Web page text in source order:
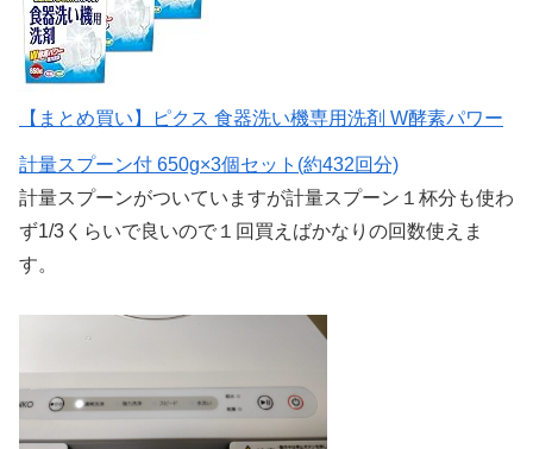
【まとめ買い】ピクス 食器洗い機専用洗剤 W酵素パワー
計量スプーン付 650g×3個セット(約432回分)
計量スプーンがついていますが計量スプーン１杯分も使わ
ず1/3くらいで良いので１回買えばかなりの回数使えま
す。